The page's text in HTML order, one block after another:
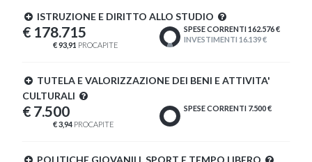
ISTRUZIONE E DIRITTO ALLO STUDIO
€ 178.715
€ 93,91 PROCAPITE
SPESE CORRENTI 162.576 €
INVESTIMENTI 16.139 €
TUTELA E VALORIZZAZIONE DEI BENI E ATTIVITA'
CULTURALI
€ 7.500
€ 3,94 PROCAPITE
SPESE CORRENTI 7.500 €
POLITICHE GIOVANILI, SPORT E TEMPO LIBERO